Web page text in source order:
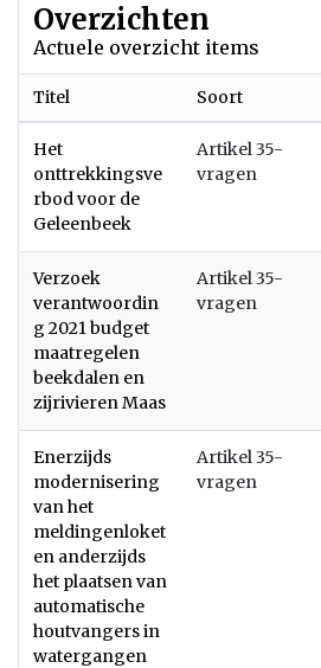
Overzichten
Actuele overzicht items
Titel Soort
Het
onttrekkingsve
rbod voor de
Geleenbeek
Artikel 35-
vragen
Verzoek
verantwoordin
g 2021 budget
maatregelen
beekdalen en
zijrivieren Maas
Artikel 35-
vragen
Enerzijds
modernisering
van het
meldingenloket
en anderzijds
het plaatsen van
automatische
houtvangers in
watergangen
Artikel 35-
vragen